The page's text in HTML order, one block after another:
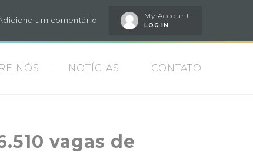
My Account
LOG IN
um comentário
NÓS NOTÍCIAS CONTATO
vagas de